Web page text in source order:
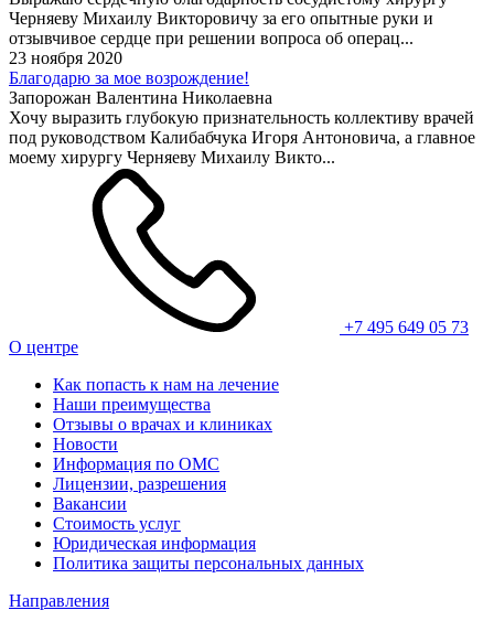
Черняеву Михаилу Викторовичу за его опытные руки и
отзывчивое сердце при решении вопроса об операц...
23 ноября 2020
Благодарю за мое возрождение!
Запорожан Валентина Николаевна
Хочу выразить глубокую признательность коллективу врачей
под руководством Калибабчука Игоря Антоновича, а главное
моему хирургу Черняеву Михаилу Викто...
+7 495 649 05 73
О центре
Как попасть к нам на лечение
Наши преимущества
Отзывы о врачах и клиниках
Новости
Информация по ОМС
Лицензии, разрешения
Вакансии
Стоимость услуг
Юридическая информация
Политика защиты персональных данных
Направления